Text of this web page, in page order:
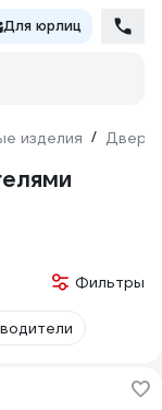
Для юрлиц
изделия /
Фильтры